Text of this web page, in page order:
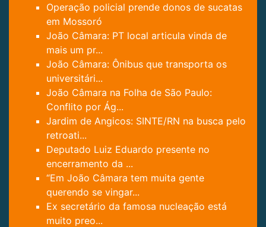
Operação policial prende donos de sucatas
em Mossoró
João Câmara: PT local articula vinda de
mais um pr...
João Câmara: Ônibus que transporta os
universitári...
João Câmara na Folha de São Paulo:
Conflito por Ág...
Jardim de Angicos: SINTE/RN na busca pelo
retroati...
Deputado Luiz Eduardo presente no
encerramento da ...
“Em João Câmara tem muita gente
querendo se vingar...
Ex secretário da famosa nucleação está
muito preo...